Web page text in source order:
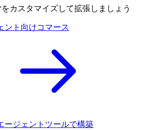
をカスタマイズして拡張しましょう
ント向けコマース
ージェントツールで構築